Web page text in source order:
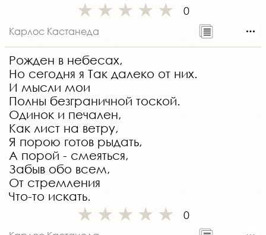
0
Карлос Кастанеда
Рожден в небесах,
Но сегодня я Так далеко от них.
И мысли мои
Полны безграничной тоской.
Одинок и печален,
Как лист на ветру,
Я порою готов рыдать,
А порой - смеяться,
Забыв обо всем,
От стремления
Что-то искать.
0